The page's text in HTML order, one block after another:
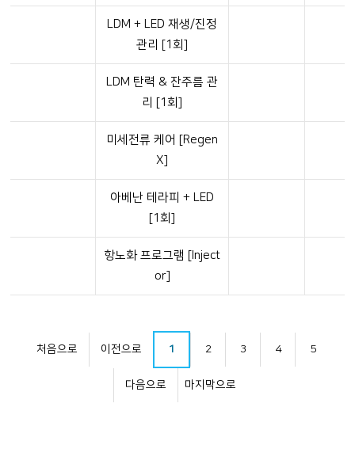
LDM + LED 재생/진정
관리 [1회]
LDM 탄력 & 잔주름 관
리 [1회]
미세전류 케어 [Regen
X]
아베난 테라피 + LED
[1회]
항노화 프로그램 [Inject
or]
처음으로 이전으로 1 2 3 4 5
다음으로 마지막으로